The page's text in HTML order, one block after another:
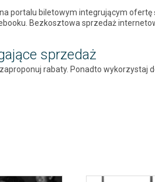
portalu biletowym integrującym ofertę
Bezkosztowa sprzedaż
sprzedaż
rabaty. Ponadto wykorzystaj